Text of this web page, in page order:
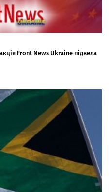
Front News Ukraine підвела